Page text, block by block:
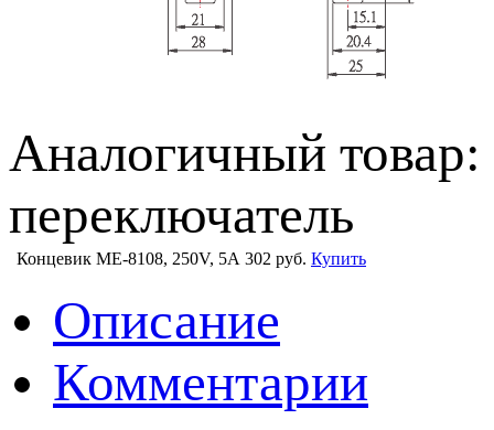
Аналогичный
переключатель
Концевик ME-8108, 250V, 5A 302 руб. Купить
Описание
Комментарии